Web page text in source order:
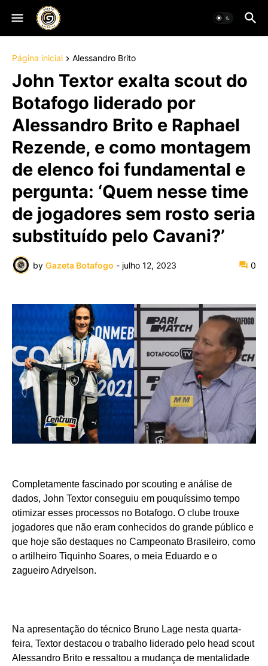
Página inicial Alessandro Brito
John Textor exalta scout do
Botafogo liderado por
Alessandro Brito e Raphael
Rezende, e como montagem
de elenco foi fundamental e
pergunta: ‘Quem nesse time
de jogadores sem rosto seria
substituído pelo Cavani?’
by Gazeta Botafogo - julho 12, 2023 0
Completamente fascinado por scouting e análise de
dados, John Textor conseguiu em pouquíssimo tempo
otimizar esses processos no Botafogo. O clube trouxe
jogadores que não eram conhecidos do grande público e
que hoje são destaques no Campeonato Brasileiro, como
o artilheiro Tiquinho Soares, o meia Eduardo e o
zagueiro Adryelson.
Na apresentação do técnico Bruno Lage nesta quarta-
feira, Textor destacou o trabalho liderado pelo head scout
Alessandro Brito e ressaltou a mudança de mentalidade